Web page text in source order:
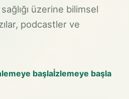
üzerine bilimsel
podcastler ve
başlaİzlemeye başla